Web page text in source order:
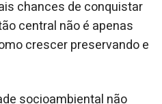
chances de conquistar
central não é apenas
crescer preservando e
socioambiental não